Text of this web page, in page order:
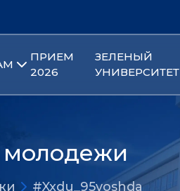
ПРИЕМ
2026
ЗЕЛЕНЫЙ
УНИВЕРСИТЕТ
молодежи
#Xxdu_95yoshda